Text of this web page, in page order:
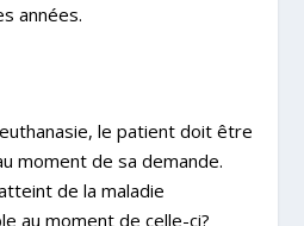
années.
le patient doit être
moment de sa demande.
de la maladie
au moment de celle-ci?